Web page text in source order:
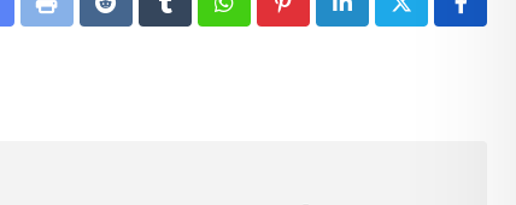
LinkedIn
Pinterest
Whatsapp
Tumblr
Reddit
Print